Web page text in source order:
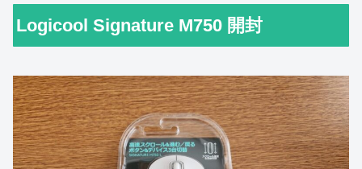
Logicool Signature M750 開封